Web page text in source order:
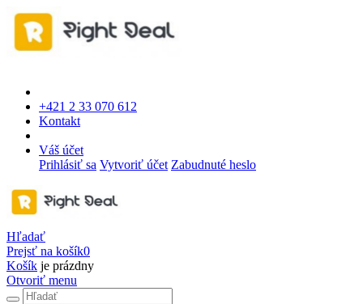
+421 2 33 070 612
Kontakt
Váš účet
Prihlásiť sa Vytvoriť účet Zabudnuté heslo
Hľadať
Prejsť na košík0
Košík je prázdny
Otvoriť menu